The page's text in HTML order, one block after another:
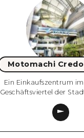
Motomachi
Ein Einkaufszentrum
Geschäftsviertel der